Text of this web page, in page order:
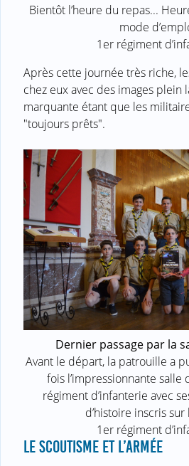
Bientôt l’heure du repas...
mode
1er régiment
Après cette journée très riche,
chez eux avec des images plein
marquante étant que les
"toujours prêts".
Dernier passage par la
Avant le départ, la patrouille a
fois l’impressionnante salle
régiment d’infanterie avec
d’histoire inscris sur
1er régiment
LE SCOUTISME ET L’ARMÉE